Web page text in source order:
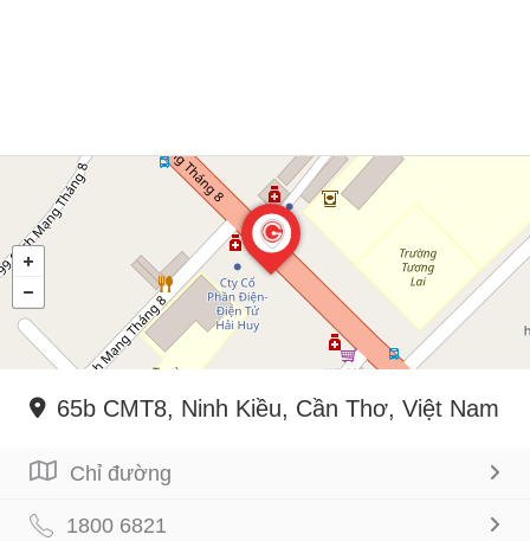
65b CMT8, Ninh Kiều, Cần Thơ, Việt Nam
Chỉ đường
1800 6821